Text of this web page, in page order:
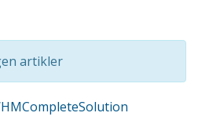
artikler